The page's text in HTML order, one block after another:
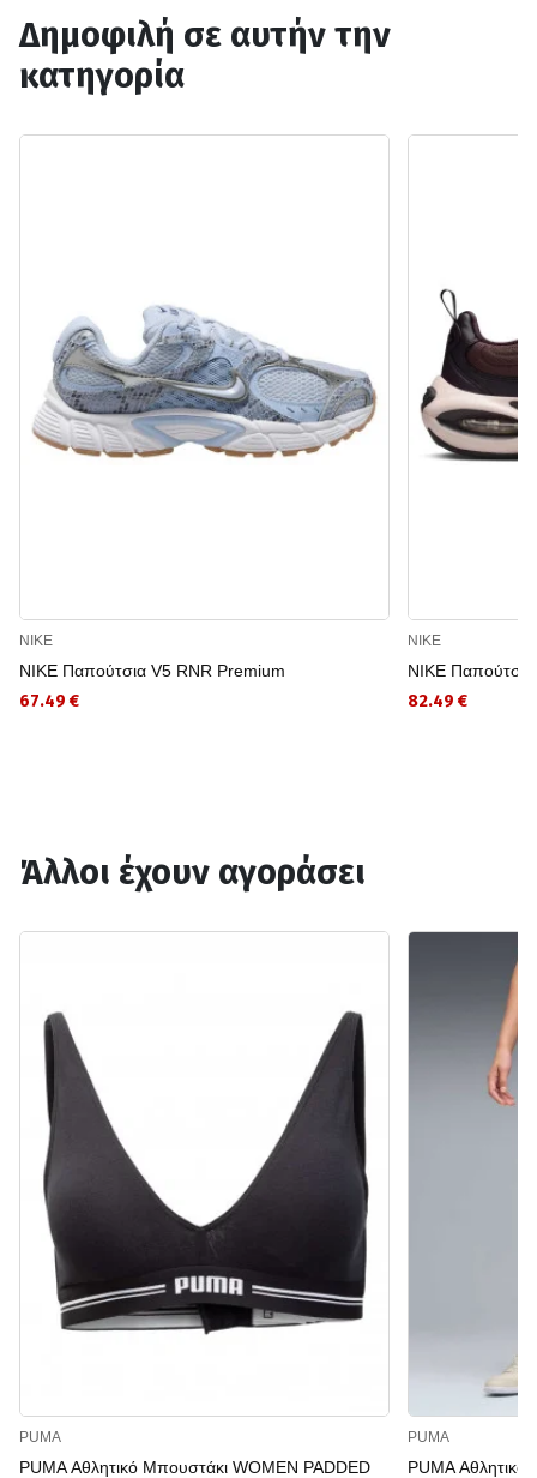
Δημοφιλή σε αυτήν την
κατηγορία
NIKE
NIKE Παπούτσια V5 RNR Premium
67.49 €
NIKE
NIKE
82.49 €
Άλλοι έχουν αγοράσει
PUMA
PUMA Αθλητικό Μπουστάκι WOMEN PADDED
PUMA
PUMA